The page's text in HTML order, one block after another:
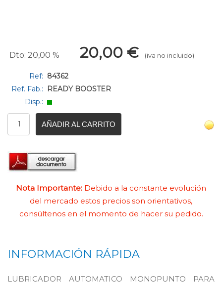
20,00 € (iva no incluido)
Dto: 20,00 %
Ref: 84362
Ref. Fab.:
READY BOOSTER
Disp.:
AÑADIR AL CARRITO
Nota Importante: Debido a la constante evolución
del mercado estos precios son orientativos,
consúltenos en el momento de hacer su pedido.
INFORMACIÓN RÁPIDA
LUBRICADOR AUTOMATICO MONOPUNTO PARA